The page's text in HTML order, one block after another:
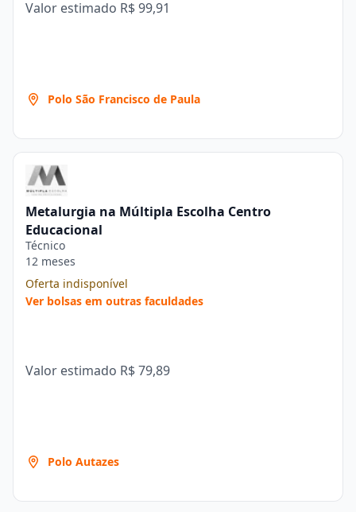
Valor estimado R$ 99,91
Polo São Francisco de Paula
Metalurgia na Múltipla Escolha Centro
Educacional
Técnico
12 meses
Oferta indisponível
Ver bolsas em outras faculdades
Valor estimado R$ 79,89
Polo Autazes